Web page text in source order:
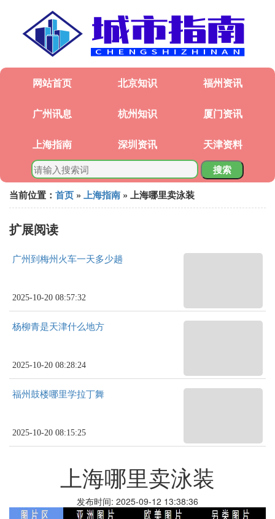
网站首页 北京知识 福州资讯
广州讯息 杭州知识 厦门资讯
上海指南 深圳资讯 天津资料
搜索
当前位置： 首页 » 上海指南 » 上海哪里卖泳装
扩展阅读
广州到梅州火车一天多少趟
2025-10-20 08:57:32
杨柳青是天津什么地方
2025-10-20 08:28:24
福州鼓楼哪里学拉丁舞
2025-10-20 08:15:25
上海哪里卖泳装
发布时间: 2025-09-12 13:38:36